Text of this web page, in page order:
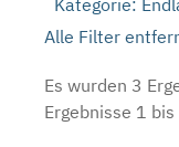
Alle Filter
Es wurden 3
Ergebnisse 1